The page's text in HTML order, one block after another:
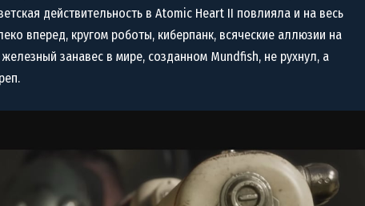
действительность в Atomic Heart II повлияла и на весь
вперед, кругом роботы, киберпанк, всяческие аллюзии на
занавес в мире, созданном Mundfish, не рухнул, а